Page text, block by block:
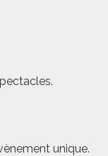
unique.